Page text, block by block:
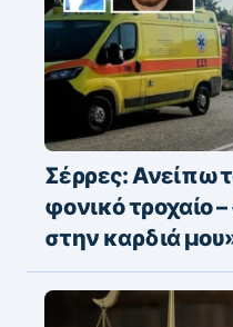
Σέρρες:
φονικό τροχαίο
στην καρδιά